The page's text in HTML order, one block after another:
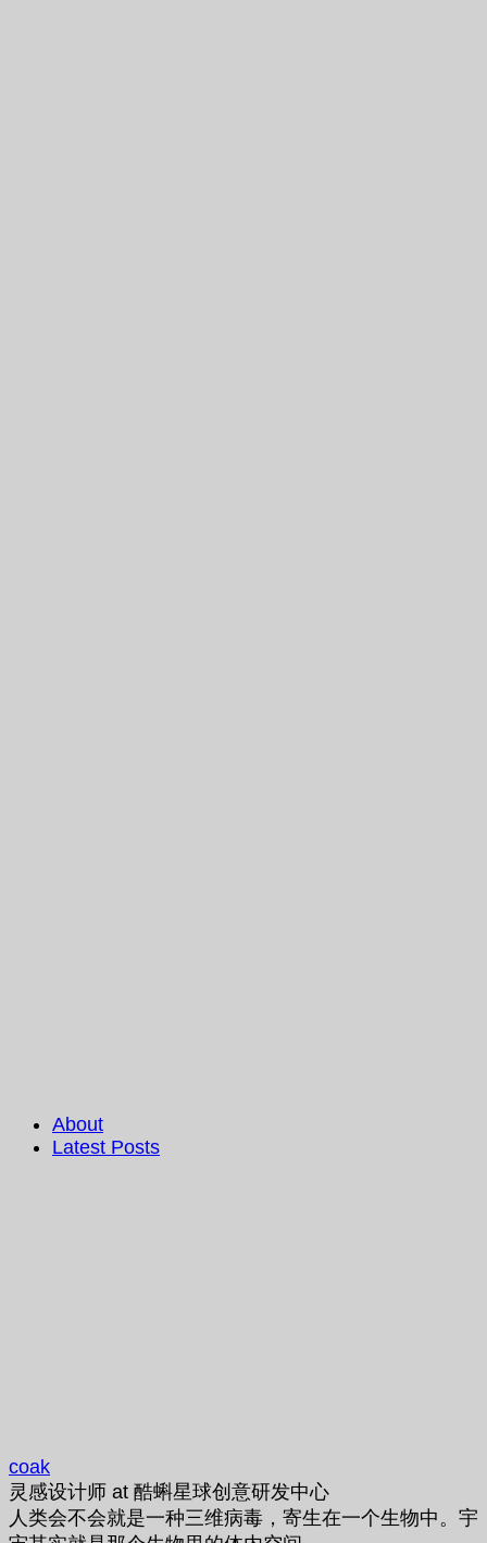
About
Latest Posts
coak
灵感设计师 at 酷蝌星球创意研发中心
人类会不会就是一种三维病毒，寄生在一个生物中。宇